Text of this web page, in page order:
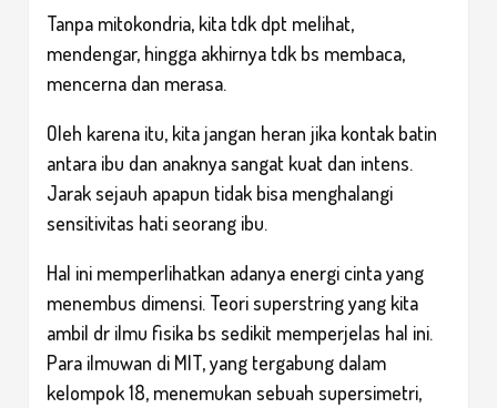
Tanpa mitokondria, kita tdk dpt melihat,
mendengar, hingga akhirnya tdk bs membaca,
mencerna dan merasa.
Oleh karena itu, kita jangan heran jika kontak batin
antara ibu dan anaknya sangat kuat dan intens.
Jarak sejauh apapun tidak bisa menghalangi
sensitivitas hati seorang ibu.
Hal ini memperlihatkan adanya energi cinta yang
menembus dimensi. Teori superstring yang kita
ambil dr ilmu fisika bs sedikit memperjelas hal ini.
Para ilmuwan di MIT, yang tergabung dalam
kelompok 18, menemukan sebuah supersimetri,